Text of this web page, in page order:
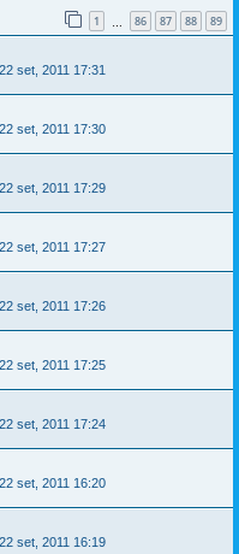
1 86 87 88 89
set, 2011 17:31
set, 2011 17:30
set, 2011 17:29
set, 2011 17:27
set, 2011 17:26
set, 2011 17:25
set, 2011 17:24
set, 2011 16:20
set, 2011 16:19